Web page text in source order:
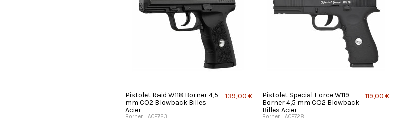
Pistolet Raid W118 Borner 4,5
mm CO2 Blowback Billes
Acier
Borner ACP723
139,00 €
Pistolet Special Force W119
Borner 4,5 mm CO2 Blowback
Billes Acier
Borner ACP728
119,00 €